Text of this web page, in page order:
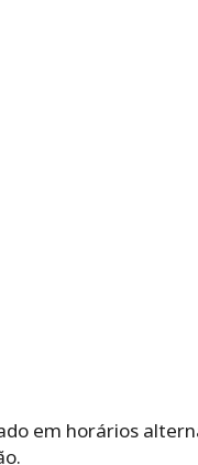
em horários